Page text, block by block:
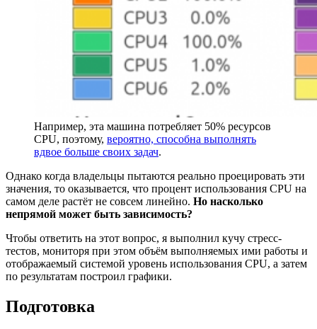
Например, эта машина потребляет 50% ресурсов
CPU, поэтому, вероятно, способна выполнять
вдвое больше своих задач.
Однако когда владельцы пытаются реально проецировать эти
значения, то оказывается, что процент использования CPU на
самом деле растёт не совсем линейно. Но насколько
непрямой может быть зависимость?
Чтобы ответить на этот вопрос, я выполнил кучу стресс-
тестов, мониторя при этом объём выполняемых ими работы и
отображаемый системой уровень использования CPU, а затем
по результатам построил графики.
Подготовка